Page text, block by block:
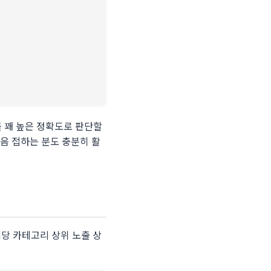
높은 정확도로 판단할
접하는 분도 충분히 활
카테고리 상위 노출 상